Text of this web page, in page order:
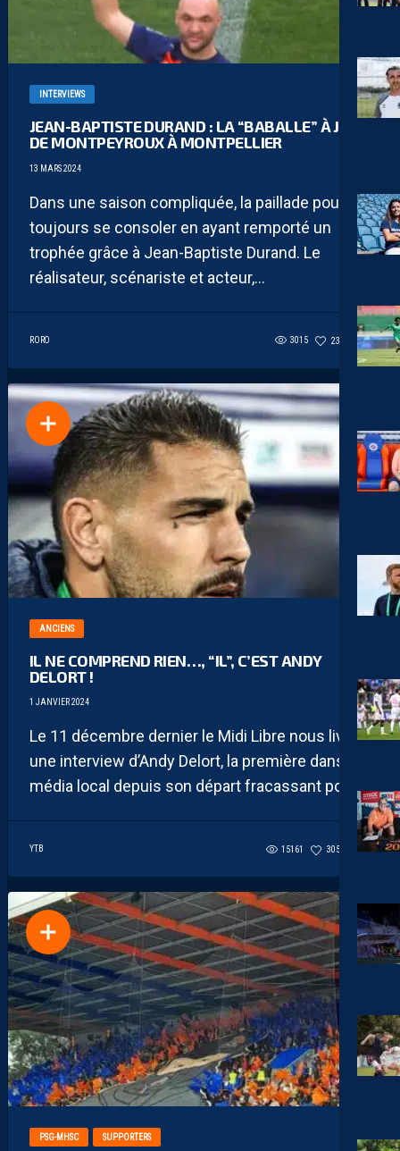
INTERVIEWS
JEAN-BAPTISTE DURAND : LA “BABALLE” À JB,
DE MONTPEYROUX À MONTPELLIER
13 MARS 2024
Dans une saison compliquée, la paillade pourra
toujours se consoler en ayant remporté un
trophée grâce à Jean-Baptiste Durand. Le
réalisateur, scénariste et acteur,...
RORO 3015 238 9
ANCIENS
IL NE COMPREND RIEN…, “IL”, C’EST ANDY
DELORT !
1 JANVIER 2024
Le 11 décembre dernier le Midi Libre nous livrait
une interview d’Andy Delort, la première dans un
média local depuis son départ fracassant pour...
YTB 15161 305 17
PSG-MHSC SUPPORTERS